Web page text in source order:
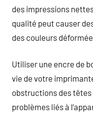
des impressions
qualité peut causer
des couleurs
Utiliser une encre de
vie de votre
obstructions des têtes
problèmes liés à